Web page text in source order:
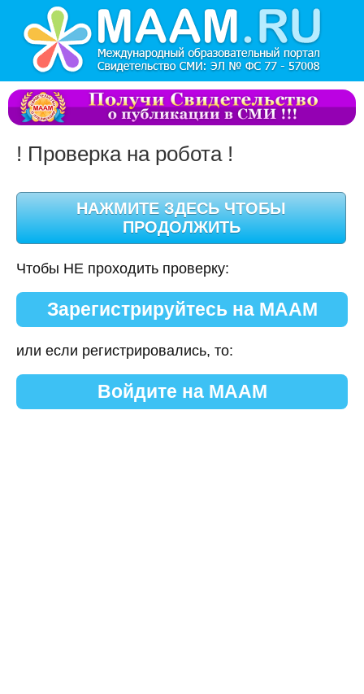
! Проверка на робота !
Чтобы НЕ проходить проверку:
Зарегистрируйтесь на МААМ
или если регистрировались, то:
Войдите на МААМ